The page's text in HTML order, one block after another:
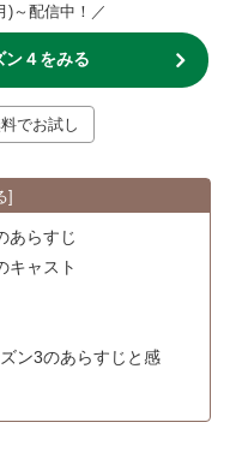
)～配信中！／
ン４をみる
でお試し
あらすじ
キャスト
ン3のあらすじと感